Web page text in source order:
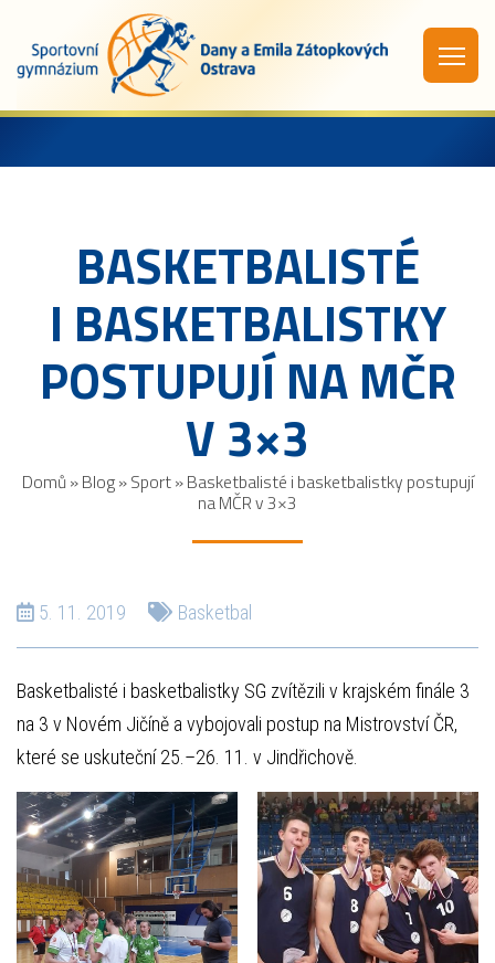
BASKETBALISTÉ
I BASKETBALISTKY
POSTUPUJÍ NA MČR
V 3×3
Domů »Blog»Sport»Basketbalisté i basketbalistky postupují
na MČR v 3×3
5. 11. 2019 Basketbal
Basketbalisté i basketbalistky SG zvítězili v krajském finále 3
na 3 v Novém Jičíně a vybojovali postup na Mistrovství ČR,
které se uskuteční 25.–26. 11. v Jindřichově.